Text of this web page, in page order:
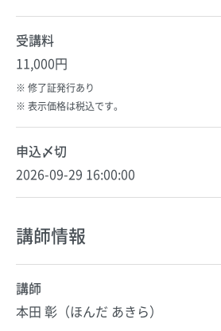
受講料
11,000円
修了証発行あり
表示価格は税込です。
申込〆切
2026-09-29 16:00:00
講師情報
講師
本田 彰（ほんだ あきら）